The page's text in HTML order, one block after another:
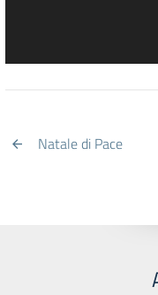
Natale di Pace